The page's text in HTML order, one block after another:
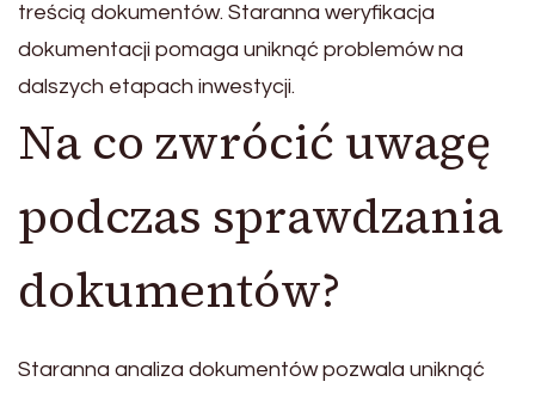
treścią dokumentów. Staranna weryfikacja
dokumentacji pomaga uniknąć problemów na
dalszych etapach inwestycji.
Na co zwrócić uwagę
podczas sprawdzania
dokumentów?
Staranna analiza dokumentów pozwala uniknąć